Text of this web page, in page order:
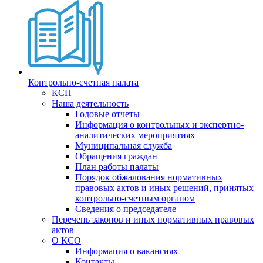
Контрольно-счетная палата
КСП
Наша деятельность
Годовые отчеты
Информация о контрольных и экспертно-
аналитических мероприятиях
Муниципальная служба
Обращения граждан
План работы палаты
Порядок обжалования нормативных
правовых актов и иных решений, принятых
контрольно-счетным органом
Сведения о председателе
Перечень законов и иных нормативных правовых
актов
О КСО
Информация о вакансиях